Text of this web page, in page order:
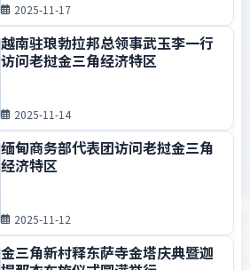
2025-11-17
越南驻琅勃拉邦总领事武玉李一行
访问老挝金三角经济特区
2025-11-14
缅甸商务部代表团访问老挝金三角
经济特区
2025-11-12
金三角新村释东萨寺金塔庆典暨迦